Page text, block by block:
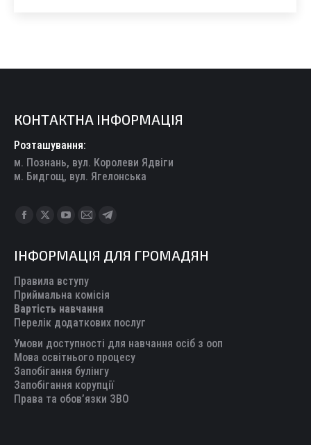
КОНТАКТНА ІНФОРМАЦІЯ
Розташування:
м. Познань, вул. Королеви Ядвіги
м. Бидгощ, вул. Ягелонська
Find us on:
Facebook
opens
in
new
window
X
opens
in
new
window
YouTube
opens
in
new
window
Mail
opens
in
new
window
Telegram
opens
new
ІНФОРМАЦІЯ ДЛЯ ГРОМАДЯН
Правила вступу
Приймальна комісія
Вартість навчання
Перелік додаткових послуг
Умови доступності для навчання осіб з ооп
Мова освітнього процесу
Запобігання булінгу
Запобігання корупції
Права та обов’язки ЗВО